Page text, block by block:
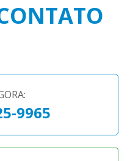
9965